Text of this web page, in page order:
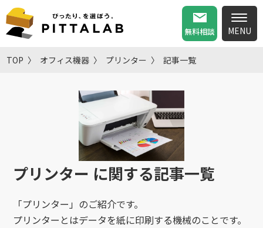
無料相談
TOP オフィス機器 プリンター 記事一覧
プリンター に関する記事一覧
「プリンター」のご紹介です。
プリンターとはデータを紙に印刷する機械のことです。